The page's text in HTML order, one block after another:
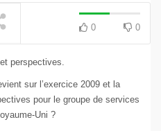
0 0
perspectives.
sur l’exercice 2009 et la
pour le groupe de services
Uni ?